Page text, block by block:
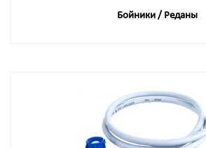
Бойники / Реданы